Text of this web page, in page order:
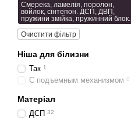
Смерека, ламелія, поролон,
войлок, сінтепон. ДСП, ДВП,
пружини змійка, пружинний блок.
Очистити фільтр
Ніша для білизни
Так 1
С подъемным механизмом 0
Матеріал
ДСП 32